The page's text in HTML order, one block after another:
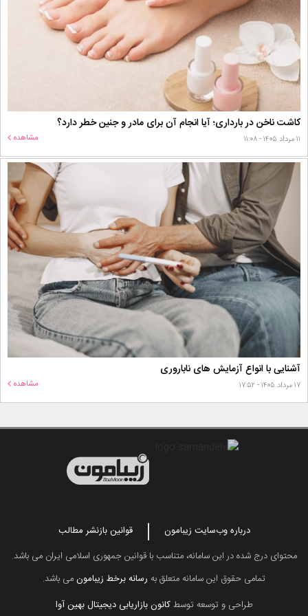
کاشت ناخن در بارداری؛ آیا انجام آن برای مادر و جنین خطر دارد؟
۱۱ مرداد ۱۴۰۵ - ۱۱:۰۸ مشاهده
آشنایی با انواع آزمایش های ناباروری
۱۷ مرداد ۱۴۰۵ - ۱۷:۵۲ مشاهده
درباره وب‌سایت زیبامون
قوانین بازنشر مطالب
محتوای درج شده در این سامانه، متناسب با قوانین جمهوری اسلامی ایران می باشد.
تمامی حقوق این سامانه متعلق به رسانه برخط زیبامونمی باشد.
طراحی و توسعه توسطکانون بازاریابی دیجیتال بهین آوا